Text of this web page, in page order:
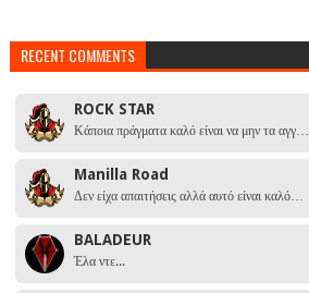
RECENT COMMENTS
ROCK STAR
Κάποια πράγματα καλό είναι να μην τα αγγ…
Manilla Road
Δεν είχα απαιτήσεις αλλά αυτό είναι καλό…
BALADEUR
Έλα ντε...